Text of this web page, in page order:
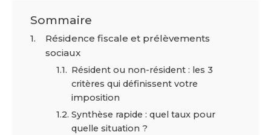
Sommaire
Résidence fiscale et prélèvements
sociaux
Résident ou non-résident : les 3
critères qui définissent votre
imposition
Synthèse rapide : quel taux pour
quelle situation ?